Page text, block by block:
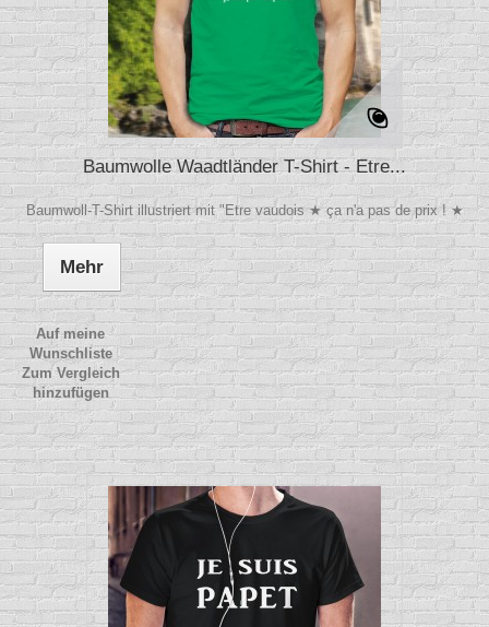
Baumwolle Waadtländer T-Shirt - Etre...
Baumwoll-T-Shirt illustriert mit "Etre vaudois ★ ça n'a pas de prix ! ★
Mehr
Auf meine
Wunschliste
Zum Vergleich
hinzufügen